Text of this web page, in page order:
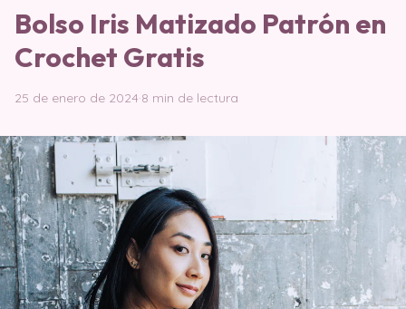
Bolso Iris Matizado Patrón en
Crochet Gratis
25 de enero de 2024·8 min de lectura